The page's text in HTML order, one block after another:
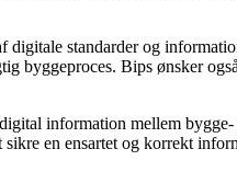
standarder og
byggeproces. Bips ønsker
information mellem
en ensartet og korrekt